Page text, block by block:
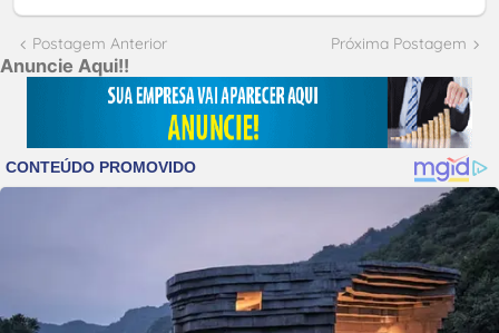
Postagem Anterior Próxima Postagem
Anuncie Aqui!!